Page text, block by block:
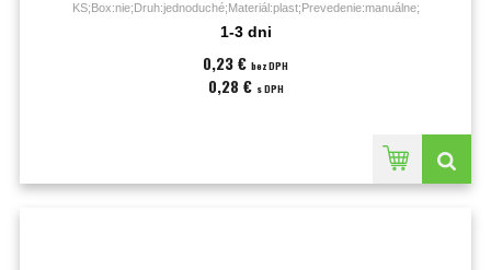
KS;Box:nie;Druh:jednoduché;Materiál:plast;Prevedenie:manuálne;
1-3 dni
0,23 € bez DPH
0,28 € s DPH